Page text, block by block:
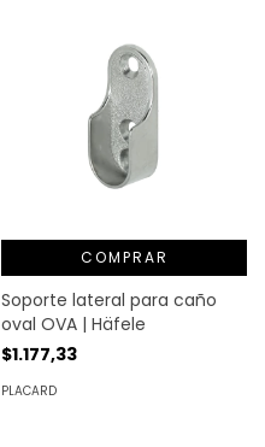
COMPRAR
Soporte lateral para caño
oval OVA | Häfele
$1.177,33
PLACARD